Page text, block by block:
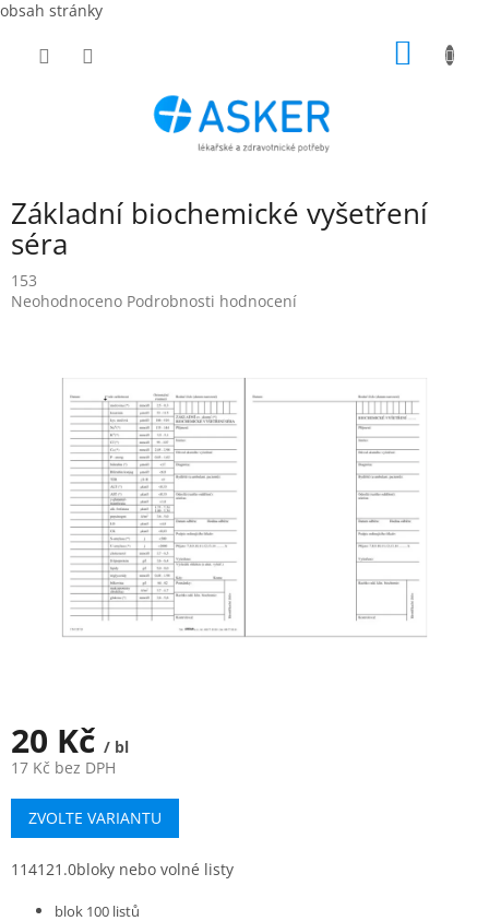
obsah stránky
Základní biochemické vyšetření
séra
153
Průměrné
hvězdiček.
Neohodnoceno Podrobnosti hodnocení
20 Kč / bl
17 Kč bez DPH
Měrná
cena:
ZVOLTE VARIANTU
114121.0bloky nebo volné listy
blok 100 listů